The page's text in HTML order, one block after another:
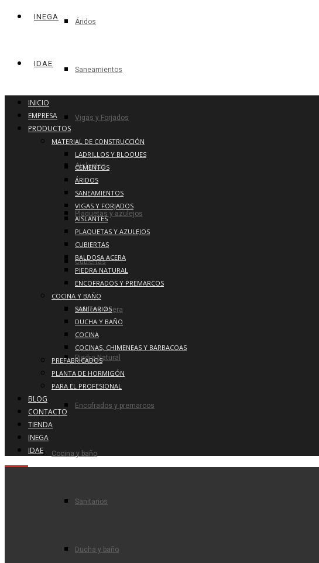
Áridos
Saneamientos
Vigas y Forjados
Aislantes
Plaquetas y azulejos
Cubiertas
Baldosa Acera
Piedra Natural
Encofrados y premarcos
Cocina y baño
Sanitarios
Ducha y baño
INEGA
IDAE
INICIO
EMPRESA
PRODUCTOS
MATERIAL DE CONSTRUCCIÓN
LADRILLOS Y BLOQUES
CEMENTOS
ÁRIDOS
SANEAMIENTOS
VIGAS Y FORJADOS
AISLANTES
PLAQUETAS Y AZULEJOS
CUBIERTAS
BALDOSA ACERA
PIEDRA NATURAL
ENCOFRADOS Y PREMARCOS
COCINA Y BAÑO
SANITARIOS
DUCHA Y BAÑO
COCINA
COCINAS, CHIMENEAS Y BARBACOAS
PREFABRICADOS
PLANTA DE HORMIGÓN
PARA EL PROFESIONAL
BLOG
CONTACTO
TIENDA
INEGA
IDAE